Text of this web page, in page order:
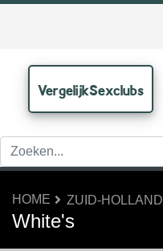
VergelijkSexclubs
HOME ZUID-HOLLAND
White's